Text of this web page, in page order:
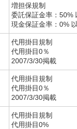
増担保規制
委託保証金率：50%
現金保証金率：0%
代用掛目規制
代用掛目0％
2007/3/30掲載
代用掛目規制
代用掛目0％
2007/3/30掲載
代用掛目規制
代用掛目0%